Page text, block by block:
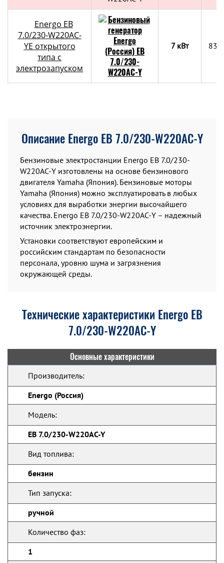
Energo EB
7.0/230-W220АC-
YE открытого
типа с
электрозапуском
7 кВт
Описание Energo EB 7.0/230-W220АC-Y
Бензиновые электростанции Energo EB 7.0/230-
W220АC-Y изготовлены на основе бензинового
двигателя Yamaha (Япония). Бензиновые моторы
Yamaha (Япония) можно эксплуатировать в любых
условиях для выработки энергии высочайшего
качества. Energo EB 7.0/230-W220АC-Y – надежный
источник электроэнергии.
Установки соответствуют европейским и
российским стандартам по безопасности
персонала, уровню шума и загрязнения
окружающей среды.
Технические характеристики Energo EB
7.0/230-W220АC-Y
Основные характеристики
Производитель:
Energo (Россия)
Модель:
EB 7.0/230-W220АC-Y
Вид топлива:
бензин
Тип запуска:
ручной
Количество фаз:
1